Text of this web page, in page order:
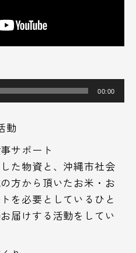
00:00
動
サポート​
た物資と、沖縄市社会
方から頂いたお米・お
を必要としているひと
届けする活動をしてい